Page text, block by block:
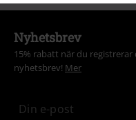
Nyhetsbrev
15% rabatt när du registrerar
nyhetsbrev! Mer